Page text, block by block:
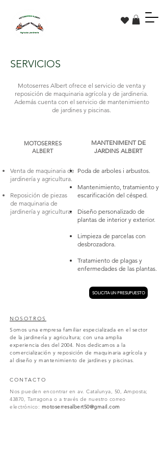
SERVICIOS
Motoserres Albert ofrece el servicio de venta y
reposición de maquinaria agrícola y de jardineria.
Además cuenta con el servicio de mantenimiento
de jardines y piscinas.
MOTOSERRES
ALBERT
Venta de maquinaria de
jardinería y agricultura.
Reposición de piezas
de maquinaria de
jardinería y agricultura.
MANTENIMENT DE
JARDINS ALBERT
Poda de arboles i arbustos.
Mantenimiento, tratamiento y
escarificación del césped.
Diseño personalizado de
plantas de interior y exterior.
Limpieza de parcelas con
desbrozadora.
Tratamiento de plagas y
enfermedades de las plantas.
SOLICITA UN PRESUPUESTO
NOSOTROS
Somos una empresa familiar especializada en el sector
de la jardinería y agricultura; con una amplia
experiencia des del 2004. Nos dedicamos a la
comercialización y reposición de maquinaria agrícola y
al diseño y mantenimiento de jardines y piscinas.
CONTACTO
Nos pueden encontrar en av. Catalunya, 50, Amposta;
43870, Tarragona o a través de nuestro correo
electrónico: motoserresalbert50@gmail.com